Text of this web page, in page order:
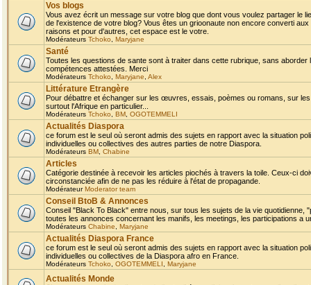
Vos blogs
Vous avez écrit un message sur votre blog que dont vous voulez partager le
de l'existence de votre blog? Vous êtes un grioonaute non encore converti
raisons et pour d'autres, cet espace est le votre.
Modérateurs Tchoko Maryjane
Santé
Toutes les questions de sante sont à traiter dans cette rubrique, sans
compétences attestées. Merci
Modérateurs Tchoko Maryjane Alex
Littérature Etrangère
Pour débattre et échanger sur les œuvres, essais, poèmes ou romans, sur
surtout l'Afrique en particulier...
Modérateurs Tchoko BM OGOTEMMELI
Actualités Diaspora
ce forum est le seul où seront admis des sujets en rapport avec la situation
individuelles ou collectives des autres parties de notre Diaspora.
Modérateurs BM Chabine
Articles
Catégorie destinée à recevoir les articles piochés à travers la toile. Ceux-ci
circonstanciée afin de ne pas les réduire à l'état de propagande.
ModérateurModerator team
Conseil BtoB & Annonces
Conseil "Black To Black" entre nous, sur tous les sujets de la vie
toutes les annonces concernant les manifs, les meetings, les participations a
Modérateurs Chabine Maryjane
Actualités Diaspora France
ce forum est le seul où seront admis des sujets en rapport avec la situation
individuelles ou collectives de la Diaspora afro en France.
Modérateurs Tchoko OGOTEMMELI Maryjane
Actualités Monde